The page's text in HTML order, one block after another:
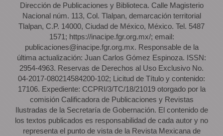
Dirección de Publicaciones y Biblioteca. Calle Magisterio
Nacional núm. 113, Col. Tlalpan, demarcación territorial
Tlalpan, C.P. 14000, Ciudad de México, México. Tel. 5487
1571; https://inacipe.fgr.org.mx/; email:
publicaciones@inacipe.fgr.org.mx. Responsable de la
última actualización: Juan Carlos Gómez Espinoza. ISSN:
2954-4963. Reservas de Derechos al Uso Exclusivo No.
04-2017-080214584200-102; Licitud de Título y contenido:
17106. Expediente: CCPRI/3/TC/18/21019 otorgado por la
comisión Calificadora de Publicaciones y Revistas
Ilustradas de la Secretaría de Gobernación. El contenido de
los textos publicados es responsabilidad de cada autor y no
representa el punto de vista de la Revista Mexicana de